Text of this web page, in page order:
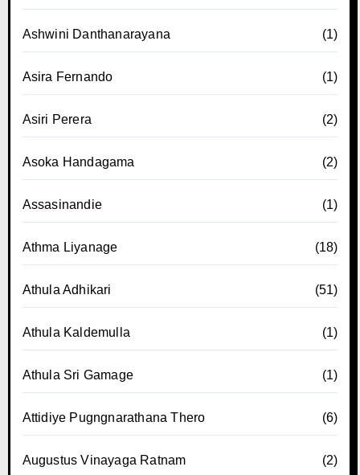
Ashwini Danthanarayana (1)
Asira Fernando (1)
Asiri Perera (2)
Asoka Handagama (2)
Assasinandie (1)
Athma Liyanage (18)
Athula Adhikari (51)
Athula Kaldemulla (1)
Athula Sri Gamage (1)
Attidiye Pugngnarathana Thero (6)
Augustus Vinayaga Ratnam (2)